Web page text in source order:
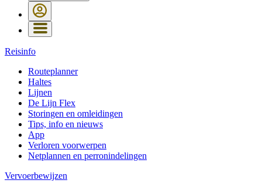
Reisinfo
Routeplanner
Haltes
Lijnen
De Lijn Flex
Storingen en omleidingen
Tips, info en nieuws
App
Verloren voorwerpen
Netplannen en perronindelingen
Vervoerbewijzen